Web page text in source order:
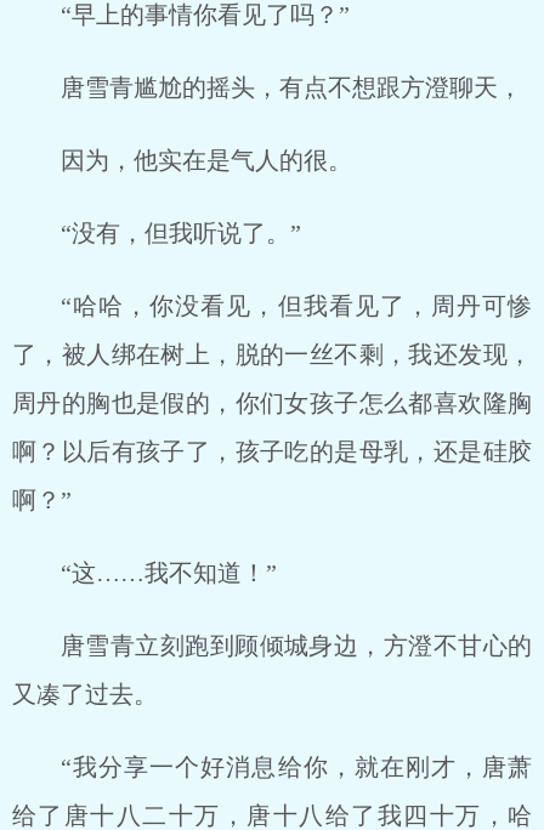
“早上的事情你看见了吗？”
唐雪青尴尬的摇头，有点不想跟方澄聊天，
因为，他实在是气人的很。
“没有，但我听说了。”
“哈哈，你没看见，但我看见了，周丹可惨
了，被人绑在树上，脱的一丝不剩，我还发现，
周丹的胸也是假的，你们女孩子怎么都喜欢隆胸
啊？以后有孩子了，孩子吃的是母乳，还是硅胶
啊？”
“这……我不知道！”
唐雪青立刻跑到顾倾城身边，方澄不甘心的
又凑了过去。
“我分享一个好消息给你，就在刚才，唐萧
给了唐十八二十万，唐十八给了我四十万，哈